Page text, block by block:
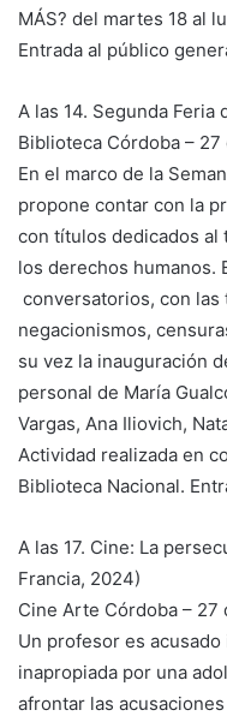
MÁS? del martes 18 al
Entrada al público
A las 14. Segunda
Biblioteca Córdoba –
En el marco de la
propone contar con la
con títulos dedicados al
los derechos humanos.
conversatorios, con las
negacionismos,
su vez la inauguración
personal de María
Vargas, Ana Iliovich,
Actividad realizada en
Biblioteca Nacional.
A las 17. Cine: La
Francia, 2024)
Cine Arte Córdoba – 27
Un profesor es
inapropiada por una
afrontar las